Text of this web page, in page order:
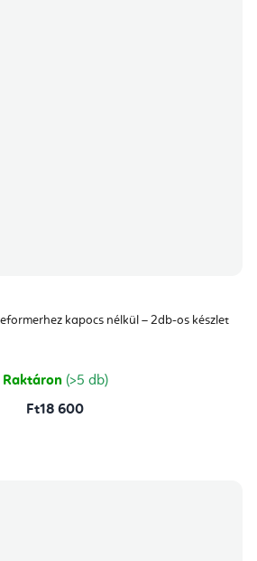
kapocs nélkül – 2db-os készlet
Raktáron (>5 db)
Ft18 600